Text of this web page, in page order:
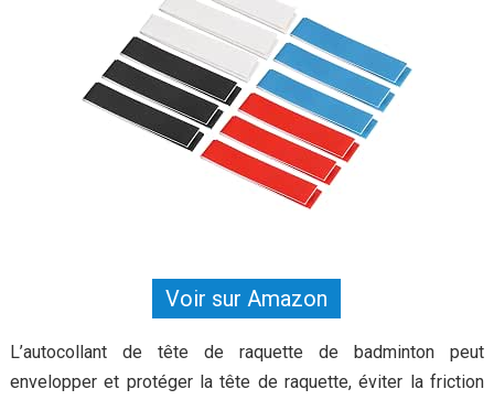
Voir sur Amazon
L’autocollant de tête de raquette de badminton peut
envelopper et protéger la tête de raquette, éviter la friction